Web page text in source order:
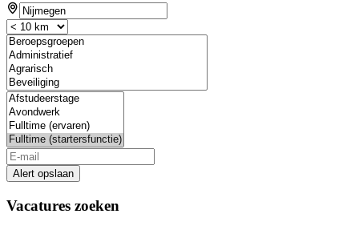
Alert opslaan
Vacatures zoeken